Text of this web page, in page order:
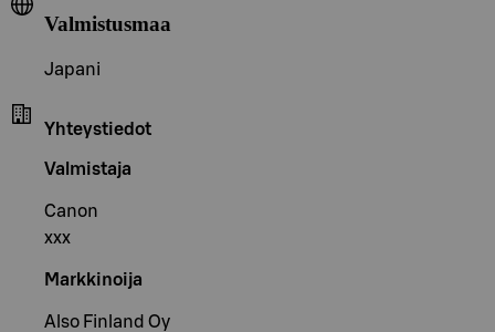
Valmistusmaa
Japani
Yhteystiedot
Valmistaja
Canon
xxx
Markkinoija
Also Finland Oy